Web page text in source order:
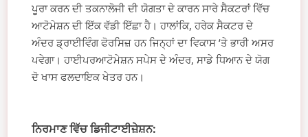
ਪੂਰਾ ਕਰਨ ਦੀ ਤਕਨਾਲੋਜੀ ਦੀ ਯੋਗਤਾ ਦੇ ਕਾਰਨ ਸਾਰੇ ਸੈਕਟਰਾਂ ਵਿੱਚ
ਆਟੋਮੇਸ਼ਨ ਦੀ ਇੱਕ ਵੱਡੀ ਇੱਛਾ ਹੈ। ਹਾਲਾਂਕਿ, ਹਰੇਕ ਸੈਕਟਰ ਦੇ
ਅੰਦਰ ਡ੍ਰਾਈਵਿੰਗ ਫੋਰਸਿਜ਼ ਹਨ ਜਿਨ੍ਹਾਂ ਦਾ ਵਿਕਾਸ ‘ਤੇ ਭਾਰੀ ਅਸਰ
ਪਵੇਗਾ। ਹਾਈਪਰਆਟੋਮੇਸ਼ਨ ਸਪੇਸ ਦੇ ਅੰਦਰ, ਸਾਡੇ ਧਿਆਨ ਦੇ ਯੋਗ
ਦੋ ਖਾਸ ਫਲਦਾਇਕ ਖੇਤਰ ਹਨ।
ਨਿਰਮਾਣ ਵਿੱਚ ਡਿਜੀਟਾਈਜ਼ੇਸ਼ਨ: